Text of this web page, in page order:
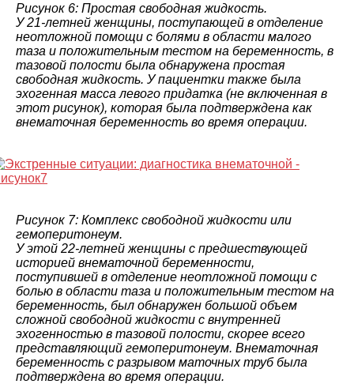
Рисунок 6: Простая свободная жидкость.
У 21-летней женщины, поступающей в отделение
неотложной помощи с болями в области малого
таза и положительным тестом на беременность, в
тазовой полости была обнаружена простая
свободная жидкость. У пациентки также была
эхогенная масса левого придатка (не включенная в
этот рисунок), которая была подтверждена как
внематочная беременность во время операции.
Рисунок 7: Комплекс свободной жидкости или
гемоперитонеум.
У этой 22-летней женщины с предшествующей
историей внематочной беременности,
поступившей в отделение неотложной помощи с
болью в области таза и положительным тестом на
беременность, был обнаружен большой объем
сложной свободной жидкости с внутренней
эхогенностью в тазовой полости, скорее всего
представляющий гемоперитонеум. Внематочная
беременность с разрывом маточных труб была
подтверждена во время операции.